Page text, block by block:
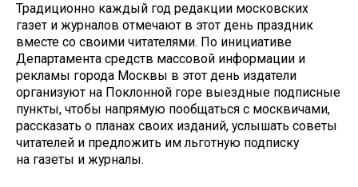
Традиционно каждый год редакции московских
газет и журналов отмечают в этот день праздник
вместе со своими читателями. По инициативе
Департамента средств массовой информации и
рекламы города Москвы в этот день издатели
организуют на Поклонной горе выездные подписные
пункты, чтобы напрямую пообщаться с москвичами,
рассказать о планах своих изданий, услышать советы
читателей и предложить им льготную подписку
на газеты и журналы.